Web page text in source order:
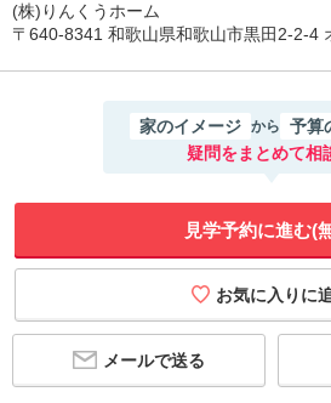
(株)りんくうホーム
〒640-8341 和歌山県和歌山市黒田2-2-4
家のイメージ から 予算
疑問をまとめて相
見学予約に進む(
メールで送る